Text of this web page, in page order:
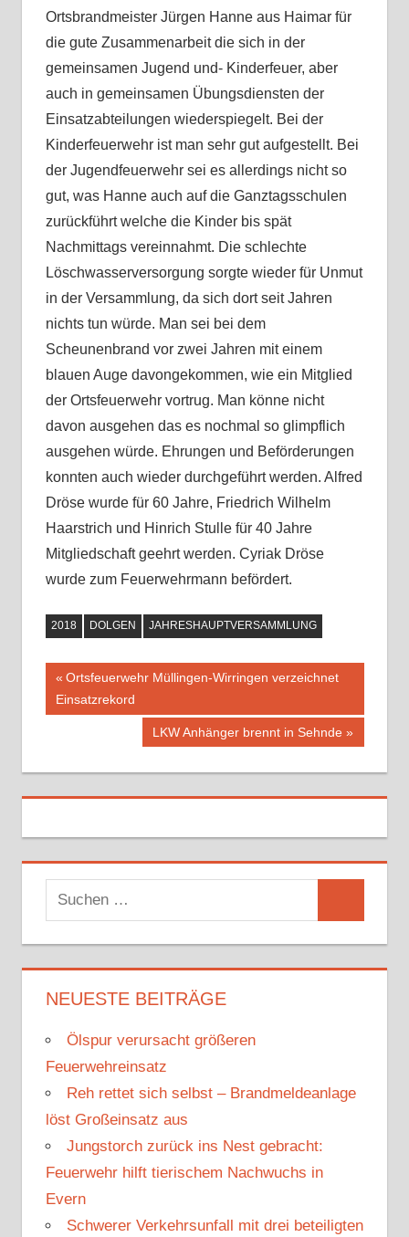
Ortsbrandmeister Jürgen Hanne aus Haimar für
die gute Zusammenarbeit die sich in der
gemeinsamen Jugend und- Kinderfeuer, aber
auch in gemeinsamen Übungsdiensten der
Einsatzabteilungen wiederspiegelt. Bei der
Kinderfeuerwehr ist man sehr gut aufgestellt. Bei
der Jugendfeuerwehr sei es allerdings nicht so
gut, was Hanne auch auf die Ganztagsschulen
zurückführt welche die Kinder bis spät
Nachmittags vereinnahmt. Die schlechte
Löschwasserversorgung sorgte wieder für Unmut
in der Versammlung, da sich dort seit Jahren
nichts tun würde. Man sei bei dem
Scheunenbrand vor zwei Jahren mit einem
blauen Auge davongekommen, wie ein Mitglied
der Ortsfeuerwehr vortrug. Man könne nicht
davon ausgehen das es nochmal so glimpflich
ausgehen würde. Ehrungen und Beförderungen
konnten auch wieder durchgeführt werden. Alfred
Dröse wurde für 60 Jahre, Friedrich Wilhelm
Haarstrich und Hinrich Stulle für 40 Jahre
Mitgliedschaft geehrt werden. Cyriak Dröse
wurde zum Feuerwehrmann befördert.
2018 DOLGEN JAHRESHAUPTVERSAMMLUNG
Beitragsnavigation
Vorheriger
Beitrag:
Ortsfeuerwehr Müllingen-Wirringen verzeichnet
Einsatzrekord
Nächster
LKW Anhänger brennt in Sehnde
u
c
h
e
a
h
c
NEUESTE BEITRÄGE
Ölspur verursacht größeren
Feuerwehreinsatz
Reh rettet sich selbst – Brandmeldeanlage
löst Großeinsatz aus
Jungstorch zurück ins Nest gebracht:
Feuerwehr hilft tierischem Nachwuchs in
Evern
Schwerer Verkehrsunfall mit drei beteiligten